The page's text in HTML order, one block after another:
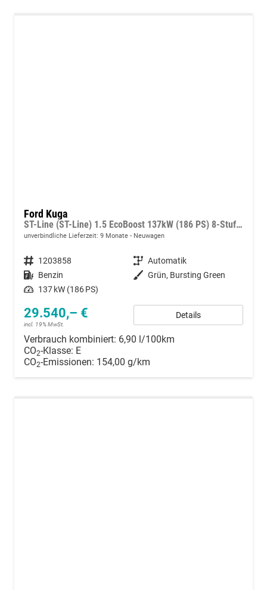
Ford Kuga
ST-Line (ST-Line) 1.5 EcoBoost 137kW (186 PS) 8-Stufen Automatik
unverbindliche Lieferzeit: 9 Monate Neuwagen
Fahrzeugnummer 1203858 Getriebe Automatik
Kraftstoff Benzin Außenfarbe Grün, Bursting Green
Leistung 137 kW (186 PS)
29.540,– €
incl. 19% MwSt.
Details
Verbrauch kombiniert: 6,90 l/100km
CO2-Klasse: E
CO2-Emissionen: 154,00 g/km